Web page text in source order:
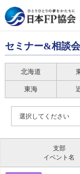
セミナー&相談会
北海道
東海
選択してください
支部
イベント名